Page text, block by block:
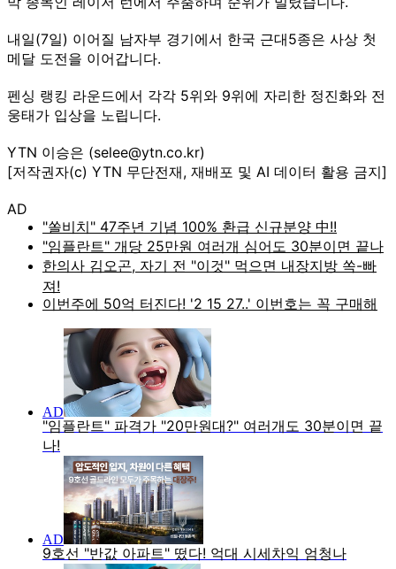
내일(7일) 이어질 남자부 경기에서 한국 근대5종은 사상 첫
메달 도전을 이어갑니다.
펜싱 랭킹 라운드에서 각각 5위와 9위에 자리한 정진화와 전
웅태가 입상을 노립니다.
YTN 이승은 (selee@ytn.co.kr)
[저작권자(c) YTN 무단전재, 재배포 및 AI 데이터 활용 금지]
AD